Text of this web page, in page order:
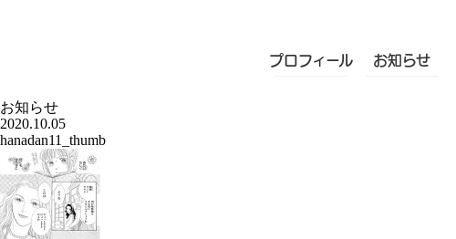
プロフィール お知らせ
お知らせ
2020.10.05
hanadan11_thumb